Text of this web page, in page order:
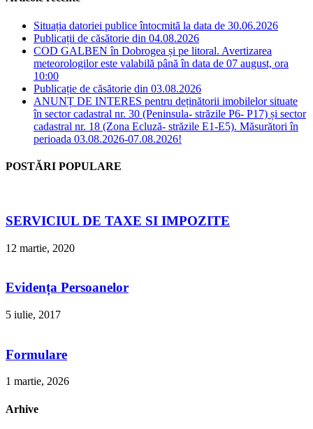
Situația datoriei publice întocmită la data de 30.06.2026
Publicații de căsătorie din 04.08.2026
COD GALBEN în Dobrogea și pe litoral. Avertizarea
meteorologilor este valabilă până în data de 07 august, ora
10:00
Publicație de căsătorie din 03.08.2026
ANUNȚ DE INTERES pentru deținătorii imobilelor situate
în sector cadastral nr. 30 (Peninsula- străzile P6- P17) și sector
cadastral nr. 18 (Zona Ecluză- străzile E1-E5). Măsurători în
perioada 03.08.2026-07.08.2026!
POSTĂRI POPULARE
SERVICIUL DE TAXE SI IMPOZITE
12 martie, 2020
Evidența Persoanelor
5 iulie, 2017
Formulare
1 martie, 2026
Arhive